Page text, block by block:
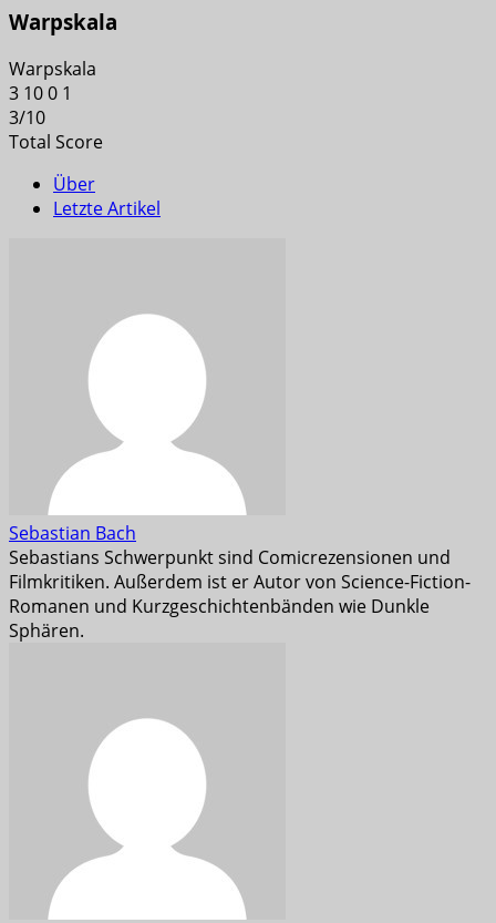
Warpskala
Warpskala
3 100 1
3/10
Total Score
Über
Letzte Artikel
Sebastian Bach
Sebastians Schwerpunkt sind Comicrezensionen und
Filmkritiken. Außerdem ist er Autor von Science-Fiction-
Romanen und Kurzgeschichtenbänden wie Dunkle
Sphären.